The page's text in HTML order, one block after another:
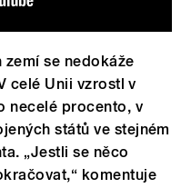
se nedokáže
celé Unii vzrostl v
necelé procento, v
států ve stejném
„Jestli se něco
komentuje